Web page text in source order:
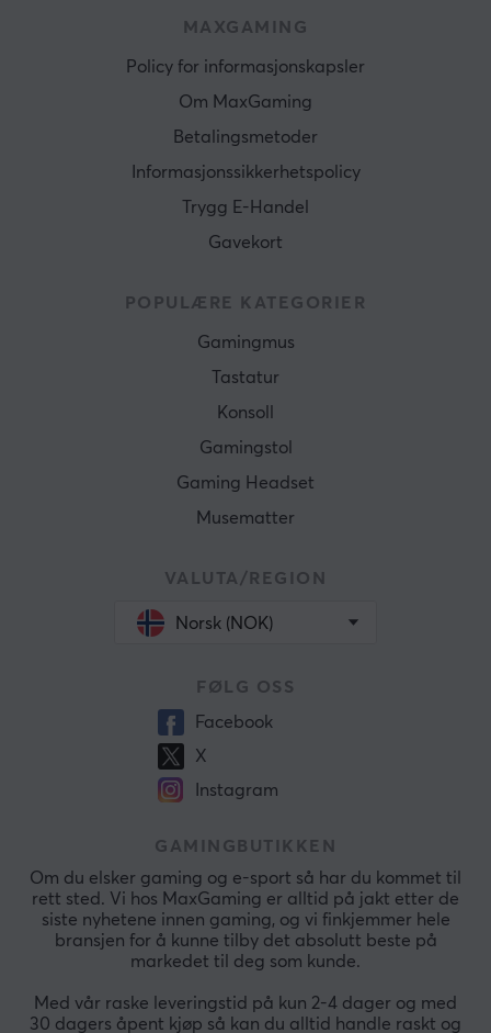
MAXGAMING
Policy for informasjonskapsler
Om MaxGaming
Betalingsmetoder
Informasjonssikkerhetspolicy
Trygg E-Handel
Gavekort
POPULÆRE KATEGORIER
Gamingmus
Tastatur
Konsoll
Gamingstol
Gaming Headset
Musematter
VALUTA/REGION
Norsk (NOK)
FØLG OSS
Facebook
X
Instagram
GAMINGBUTIKKEN
Om du elsker gaming og e-sport så har du kommet til
rett sted. Vi hos MaxGaming er alltid på jakt etter de
siste nyhetene innen gaming, og vi finkjemmer hele
bransjen for å kunne tilby det absolutt beste på
markedet til deg som kunde.
Med vår raske leveringstid på kun 2-4 dager og med
30 dagers åpent kjøp så kan du alltid handle raskt og